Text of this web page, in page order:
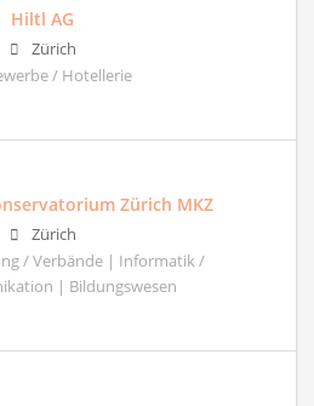
Hiltl AG
Zürich
/ Hotellerie
Zürich MKZ
Zürich
/ Verbände | Informatik /
| Bildungswesen